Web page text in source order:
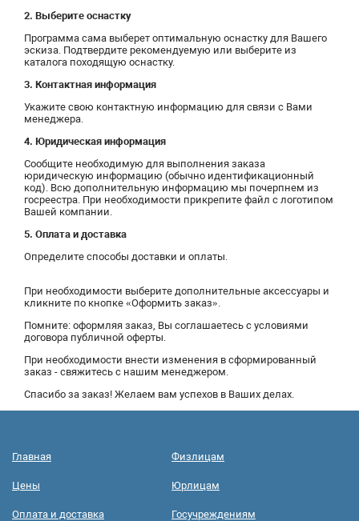
2. Выберите оснастку
Программа сама выберет оптимальную оснастку для Вашего
эскиза. Подтвердите рекомендуемую или выберите из
каталога походящую оснастку.
3. Контактная информация
Укажите свою контактную информацию для связи с Вами
менеджера.
4. Юридическая информация
Сообщите необходимую для выполнения заказа
юридическую информацию (обычно идентификационный
код). Всю дополнительную информацию мы почерпнем из
госреестра. При необходимости прикрепите файл с логотипом
Вашей компании.
5. Оплата и доставка
Определите способы доставки и оплаты.
При необходимости выберите дополнительные аксессуары и
кликните по кнопке «Оформить заказ».
Помните: оформляя заказ, Вы соглашаетесь с условиями
договора публичной оферты.
При необходимости внести изменения в сформированный
заказ - свяжитесь с нашим менеджером.
Спасибо за заказ! Желаем вам успехов в Ваших делах.
Главная
Цены
Оплата и доставка
Физлицам
Юрлицам
Госучреждениям